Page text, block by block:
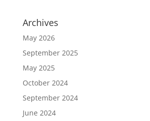
Archives
May 2026
September 2025
May 2025
October 2024
September 2024
June 2024